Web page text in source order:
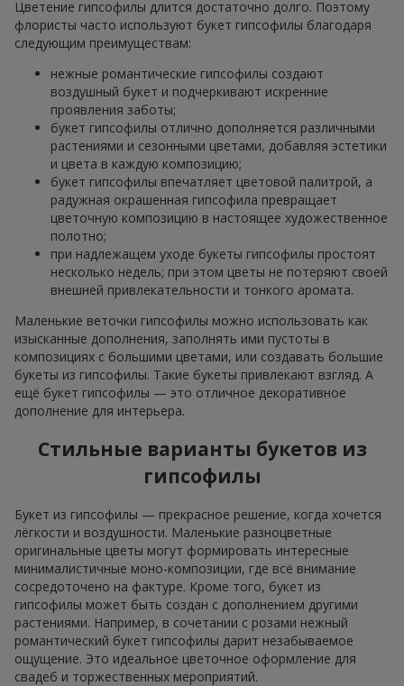
Цветение гипсофилы длится достаточно долго. Поэтому
флористы часто используют букет гипсофилы благодаря
следующим преимуществам:
нежные романтические гипсофилы создают
воздушный букет и подчеркивают искренние
проявления заботы;
букет гипсофилы отлично дополняется различными
растениями и сезонными цветами, добавляя эстетики
и цвета в каждую композицию;
букет гипсофилы впечатляет цветовой палитрой, а
радужная окрашенная гипсофила превращает
цветочную композицию в настоящее художественное
полотно;
при надлежащем уходе букеты гипсофилы простоят
несколько недель; при этом цветы не потеряют своей
внешней привлекательности и тонкого аромата.
Маленькие веточки гипсофилы можно использовать как
изысканные дополнения, заполнять ими пустоты в
композициях с большими цветами, или создавать большие
букеты из гипсофилы. Такие букеты привлекают взгляд. А
ещё букет гипсофилы — это отличное декоративное
дополнение для интерьера.
Стильные варианты букетов из
гипсофилы
Букет из гипсофилы — прекрасное решение, когда хочется
лёгкости и воздушности. Маленькие разноцветные
оригинальные цветы могут формировать интересные
минималистичные моно-композиции, где всё внимание
сосредоточено на фактуре. Кроме того, букет из
гипсофилы может быть создан с дополнением другими
растениями. Например, в сочетании с розами нежный
романтический букет гипсофилы дарит незабываемое
ощущение. Это идеальное цветочное оформление для
свадеб и торжественных мероприятий.